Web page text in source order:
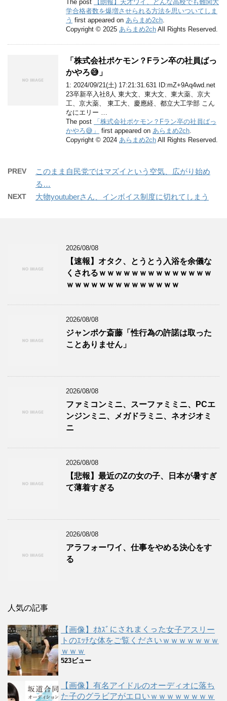
The post
【朗報】天才ワイ、どんな高校でも難関大
学合格者数を爆増させられる方法を思いついてしま
う first appeared on あらまめ2ch
Copyright © 2025 あらまめ2ch All Rights Reserved.
「株式会社ポケモン？Fラン卒の社員ばっ
かやろ😅」
1: 2024/09/21(土) 17:21:31.631 ID:mZ+9Aq4wd.net
23卒新卒入社8人 東大文、東大文、東大薬、京大
工、京大薬、 東工大、慶應経、都立大工学部 こん
なにエリー …
The post
「株式会社ポケモン？Fラン卒の社員ばっ
かやろ😅」
first appeared on あらまめ2ch
Copyright © 2024 あらまめ2ch All Rights Reserved.
PREV
このまま自民党ではマズイという空気、広がり始め
る…
NEXT 大物youtuberさん、インボイス制度に切れてしまう
2026/08/08
【速報】オタク、とうとう入浴を余儀な
くされるｗｗｗｗｗｗｗｗｗｗｗｗｗｗ
ｗｗｗｗｗｗｗｗｗｗｗｗｗｗ
2026/08/08
ジャンポケ斎藤「性行為の許諾は取った
ことありません」
2026/08/08
ファミコンミニ、スーファミミニ、PCエ
ンジンミニ、メガドラミニ、ネオジオミ
ニ
2026/08/08
【悲報】最近のZの女の子、日本が暑すぎ
て薄着すぎる
2026/08/08
アラフォーワイ、仕事をやめる決心をす
る
人気の記事
【画像】ｵｶｽﾞにされまくった女子アスリー
トのｴｯﾁな体をご覧くださいｗｗｗｗｗｗｗ
ｗｗｗ
523ビュー
【画像】有名アイドルのオーディオに落ち
た子のグラビアがエロいｗｗｗｗｗｗｗｗ